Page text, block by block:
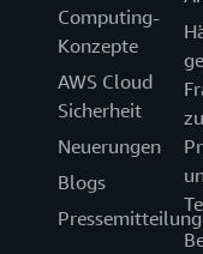
Computing-
Konzepte
AWS Cloud
Sicherheit
Neuerungen
Blogs
zu